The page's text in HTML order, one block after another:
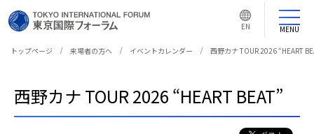
言
語
切
え
ボ
EN MENU
トップページ 来場者の方へ イベントカレンダー ⻄野カナ TOUR 2026 “HEART
⻄野カナ TOUR 2026 “HEART BEAT”